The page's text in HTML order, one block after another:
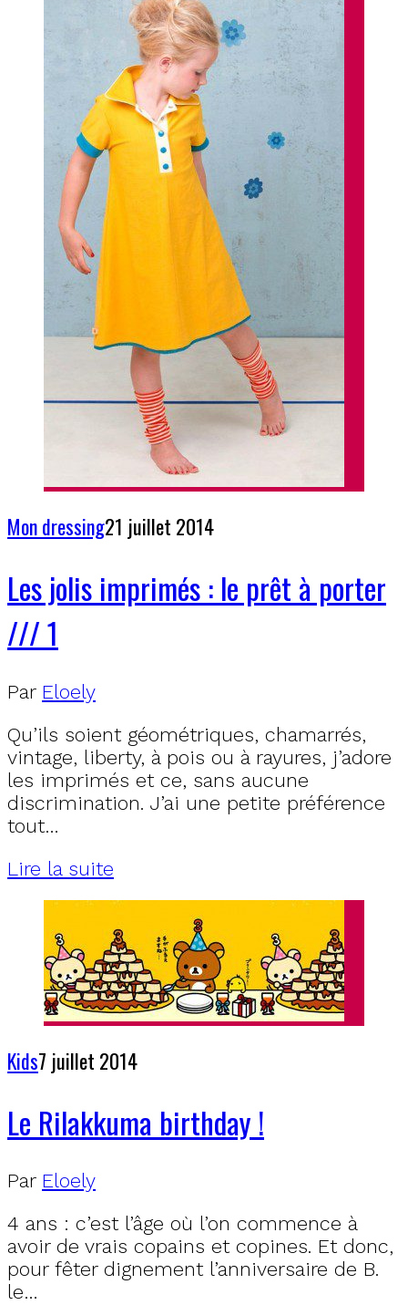
Mon dressing21 juillet 2014
Les jolis imprimés : le prêt à porter
/// 1
Par Eloely
Qu’ils soient géométriques, chamarrés,
vintage, liberty, à pois ou à rayures, j’adore
les imprimés et ce, sans aucune
discrimination. J’ai une petite préférence
tout…
Lire la suite
Kids7 juillet 2014
Le Rilakkuma birthday !
Par Eloely
4 ans : c’est l’âge où l’on commence à
avoir de vrais copains et copines. Et donc,
pour fêter dignement l’anniversaire de B.
le…